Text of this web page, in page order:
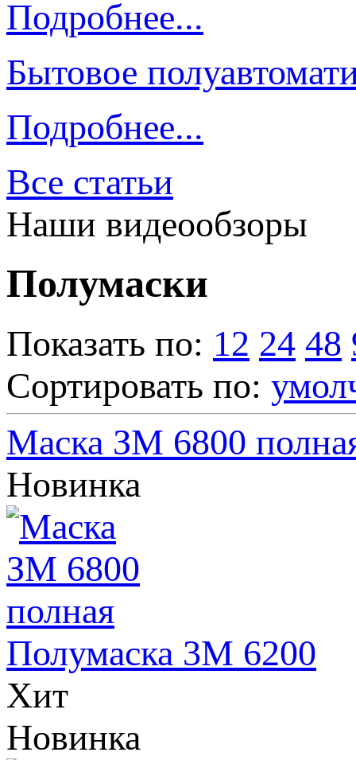
Подробнее...
Бытовое
Подробнее...
Все статьи
Наши видеообзоры
Полумаски
Показать по: 12 24 48
Сортировать по:
Маска ЗМ 6800
Новинка
Полумаска 3М 6200
Хит
Новинка